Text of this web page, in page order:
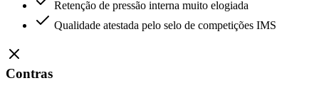
Retenção de pressão interna muito elogiada
Qualidade atestada pelo selo de competições IMS
Contras